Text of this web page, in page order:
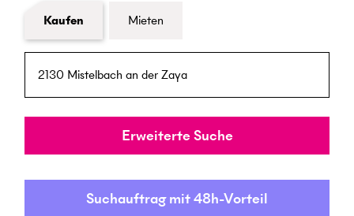
Formular Immobiliensuche
Kaufen Mieten
PLZ / Ort
Umkreis
Erweiterte Suche
Suchauftrag mit 48h-Vorteil